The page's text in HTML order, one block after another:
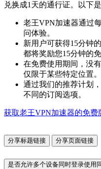
兑换成1天的通行证。以下
老王VPN加速器通过
问体验。
新用户可获得15分钟
都将奖励您15分钟的免
在免费使用期间，没
仅限于某些特定位置。
通过我们的推荐计划
不同的订阅选项。
获取老王VPN加速器的免费
分享标题链接 分享页面链接
是否允许多个设备同时登录使用